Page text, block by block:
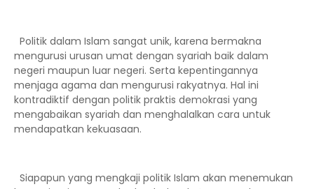
Politik dalam Islam sangat unik, karena bermakna
mengurusi urusan umat dengan syariah baik dalam
negeri maupun luar negeri. Serta kepentingannya
menjaga agama dan mengurusi rakyatnya. Hal ini
kontradiktif dengan politik praktis demokrasi yang
mengabaikan syariah dan menghalalkan cara untuk
mendapatkan kekuasaan.
Siapapun yang mengkaji politik Islam akan menemukan